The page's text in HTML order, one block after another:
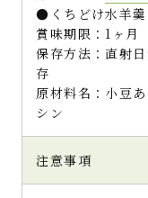
●くちどけ水羊
賞味期限：1ヶ月
保存方法：直射
存
原材料名：小豆
シン
注意事項